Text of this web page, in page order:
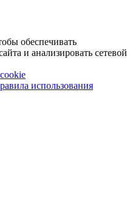
обеспечивать
и анализировать сетевой
использования